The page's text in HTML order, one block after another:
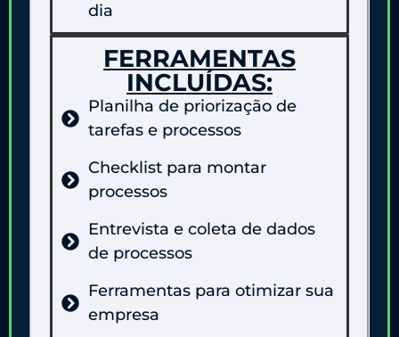
dia
FERRAMENTAS
INCLUÍDAS:
Planilha de priorização de
tarefas e processos
Checklist para montar
processos
Entrevista e coleta de dados
de processos
Ferramentas para otimizar sua
empresa